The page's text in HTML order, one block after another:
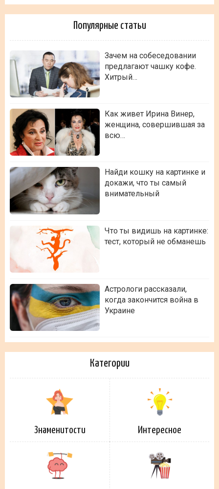
Популярные статьи
Зачем на собеседовании
предлагают чашку кофе.
Хитрый…
Как живет Ирина Винер,
женщина, совершившая за
всю…
Найди кошку на картинке и
докажи, что ты самый
внимательный
Что ты видишь на картинке:
тест, который не обманешь
Астрологи рассказали,
когда закончится война в
Украине
Категории
Знаменитости Интересное